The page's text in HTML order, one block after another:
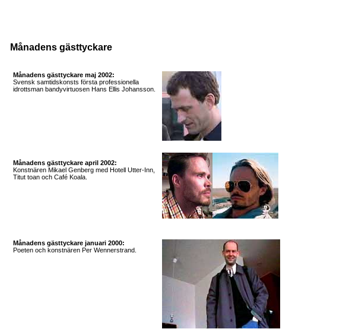
Månadens gästtyckare
Månadens gästtyckare maj 2002:
Svensk samtidskonsts första professionella
idrottsman bandyvirtuosen Hans Ellis Johansson.
Månadens gästtyckare april 2002:
Konstnären Mikael Genberg med Hotell Utter-Inn,
Titut toan och Café Koala
Månadens gästtyckare januari 2000:
Poeten och konstnären Per Wennerstrand.